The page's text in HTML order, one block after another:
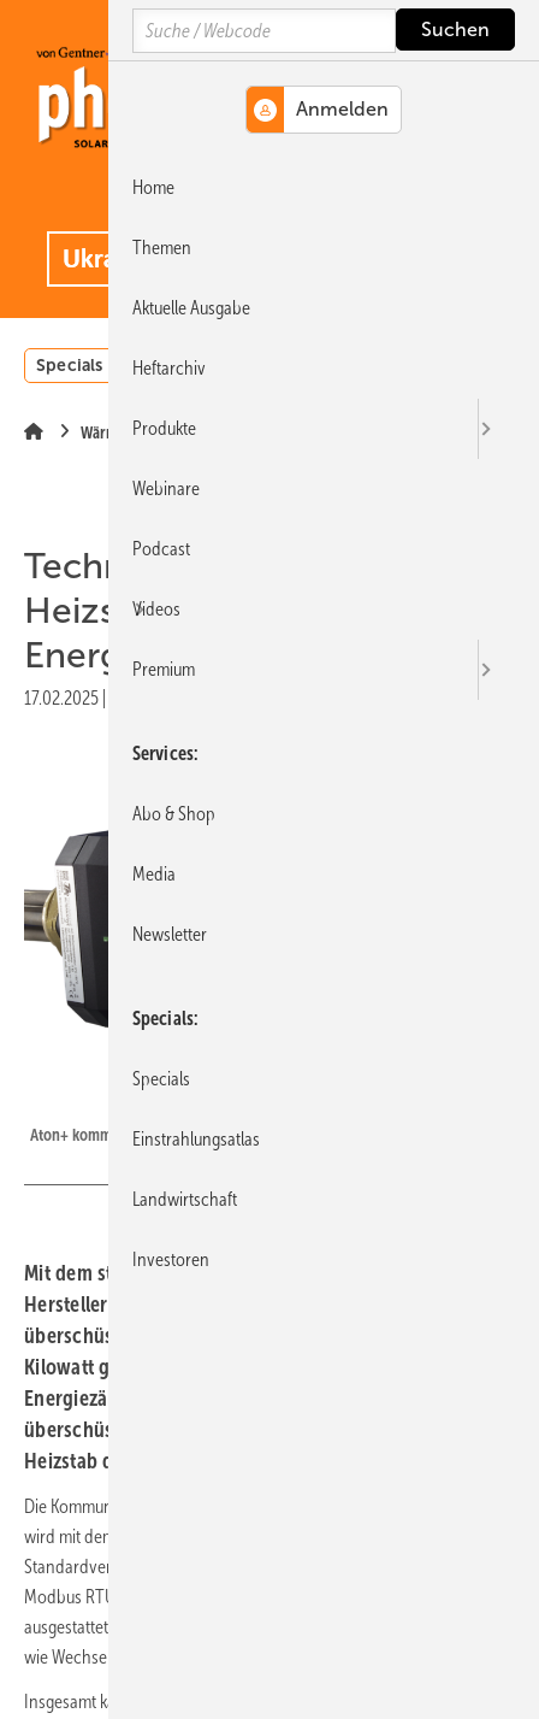
Hauptinhalt
Hauptmenü
SiteSearch
Specials Einstrahlungsatlas
Wärme
Technische Alternative RT:
Heizstab optional mit
Energiezähler
17.02.2025
Aton+ kommt mit CAN-EZ3 Energiezähler.
Mit dem stufenlos regelbaren Heizstab Aton des
Herstellers Technische Alternative RT kann eine
überschüssige Solarleistung von 50 Watt bis drei
Kilowatt genutzt werden. Im Set ist zudem ein
Energiezähler enthalten, der feststellt, ob und wie viel
überschüssige Leistung verfügbar ist. Er gibt dem
Heizstab die zu verbrauchende Leistung vor.
Die Kommunikation läuft dabei über Cora – via Funk oder Kabel. Aton+
wird mit dem gleichen Funktionsumfang ausgeliefert wie die
Standardversion. Zusätzlich ist jedoch der CAN-EZ3 Energiezähler mit
Modbus RTU, einem S0-Ausgang und vier Sensoreingeängen
ausgestattet. Damit wird die direkte Kommunikation mit Fremdgeräten
wie Wechselrichter und Batteriespeicher ermöglicht.
Insgesamt kann ein System mit entsprechender Programmierung auf
Search
Home
Themen
Aktuelle Ausgabe
Heftarchiv
Produkte
Webinare
Podcast
Videos
Premium
Services
Abo & Shop
Media
Newsletter
Specials
Specials
Einstrahlungsatlas
Landwirtschaft
Investoren